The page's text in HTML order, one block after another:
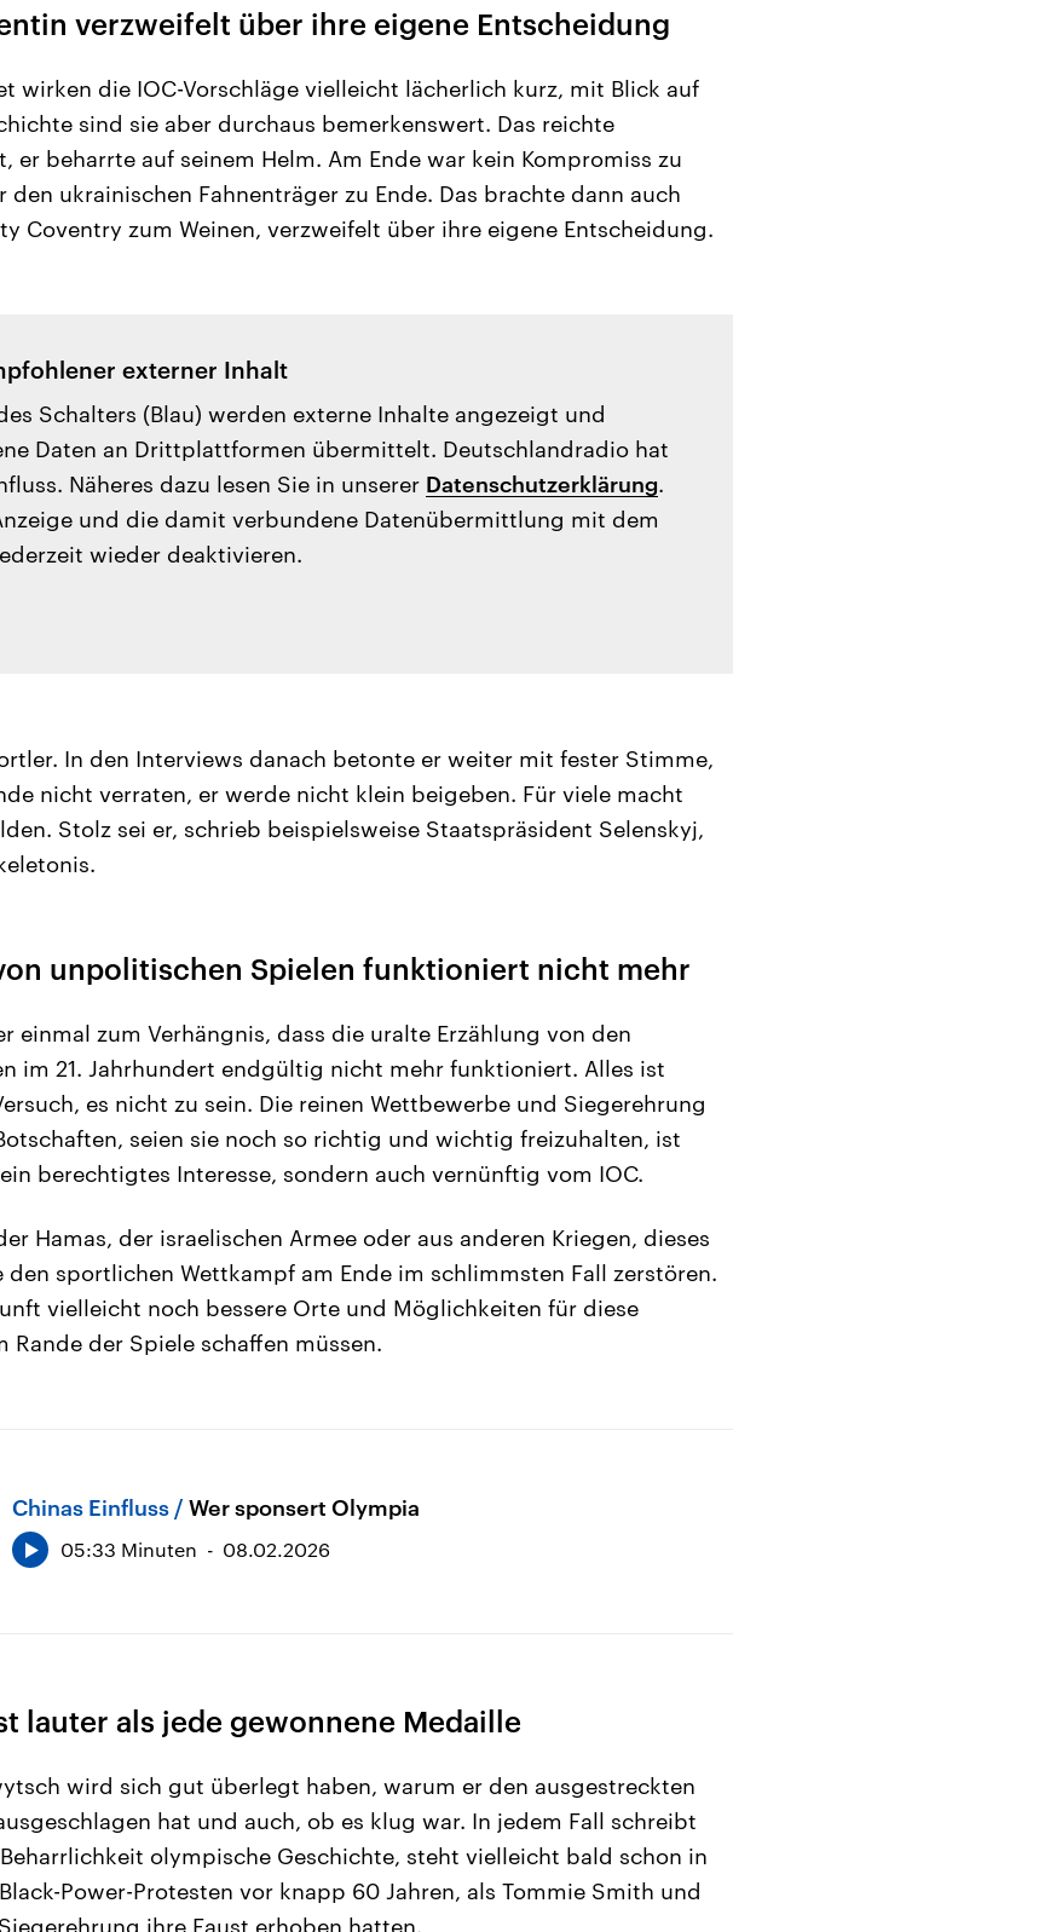
verzweifelt über ihre eigene Entscheidung
wirken die IOC-Vorschläge vielleicht lächerlich kurz, mit Blick auf
sind sie aber durchaus bemerkenswert. Das reichte
er beharrte auf seinem Helm. Am Ende war kein Kompromiss zu
ukrainischen Fahnenträger zu Ende. Das brachte dann auch
Coventry zum Weinen, verzweifelt über ihre eigene Entscheidung.
externer Inhalt
Schalters (Blau) werden externe Inhalte angezeigt und
Daten an Drittplattformen übermittelt. Deutschlandradio hat
Näheres dazu lesen Sie in unserer Datenschutzerklärung.
und die damit verbundene Datenübermittlung mit dem
wieder deaktivieren.
In den Interviews danach betonte er weiter mit fester Stimme,
nicht verraten, er werde nicht klein beigeben. Für viele macht
Stolz sei er, schrieb beispielsweise Staatspräsident Selenskyj,
unpolitischen Spielen funktioniert nicht mehr
einmal zum Verhängnis, dass die uralte Erzählung von den
im 21. Jahrhundert endgültig nicht mehr funktioniert. Alles ist
es nicht zu sein. Die reinen Wettbewerbe und Siegerehrung
seien sie noch so richtig und wichtig freizuhalten, ist
berechtigtes Interesse, sondern auch vernünftig vom IOC.
Hamas, der israelischen Armee oder aus anderen Kriegen, dieses
den sportlichen Wettkampf am Ende im schlimmsten Fall zerstören.
vielleicht noch bessere Orte und Möglichkeiten für diese
Rande der Spiele schaffen müssen.
Chinas Einfluss Wer sponsert Olympia
05:33 Minuten 08.02.2026
lauter als jede gewonnene Medaille
wird sich gut überlegt haben, warum er den ausgestreckten
hat und auch, ob es klug war. In jedem Fall schreibt
olympische Geschichte, steht vielleicht bald schon in
Power-Protesten vor knapp 60 Jahren, als Tommie Smith und
ihre Faust erhoben hatten.